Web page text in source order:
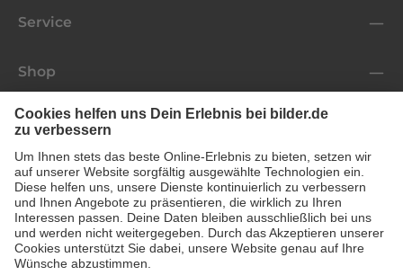
Service
Shop
Folge uns